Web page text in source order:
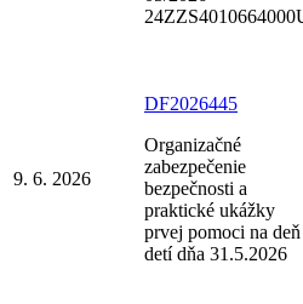
9. 6. 2026
DF2026445
Organizačné
zabezpečenie
bezpečnosti a
praktické ukážky
prvej pomoci na deň
detí dňa 31.5.2026